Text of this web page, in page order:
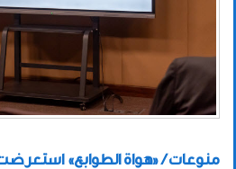
منوعات / «هواة الطوابع» استعرضت